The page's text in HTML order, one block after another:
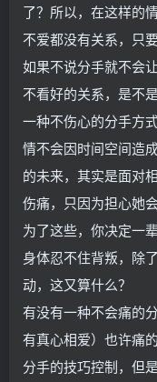
了？所以，在这样的
不爱都没有关系，只
如果不说分手就不会
不看好的关系，是不
一种不伤心的分手方
情不会因时间空间造
的未来，其实是面对
伤痛，只因为担心她
为了这些，你决定一
身体忍不住背叛，除
动，这又算什么？
有没有一种不会痛的
有真心相爱）也许痛
分手的技巧控制，但